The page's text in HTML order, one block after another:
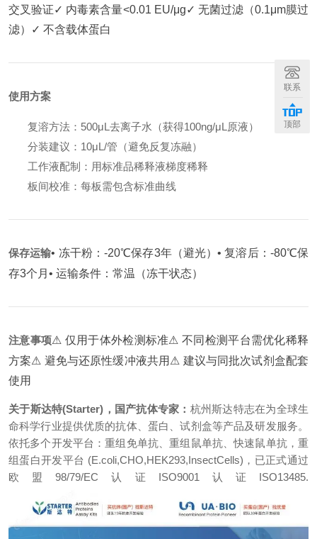
交叉验证✓ 内毒素含量<0.01 EU/μg✓ 无菌过滤（0.1μm膜过
滤）
✓ 不含载体蛋白
使用方案
复溶方法：500μL去离子水（获得100ng/μL原液）
分装建议：10μL/管（避免反复冻融）
工作液配制：用标准品稀释液梯度稀释
板间校准：每板需包含标准曲线
保存运输• 冻干粉：-20℃保存3年（避光）• 复溶后：-80℃保
存3个月 • 运输条件：常温（冻干状态）
注意事项⚠ 仅用于体外检测标准⚠ 不同检测平台需优化稀释
方案⚠ 避免与还原性缓冲液共用 ⚠ 建议与同批次试剂盒配套
使用
关于斯达特(Starter)，国产抗体专家： 杭州斯达特志在为全球生
命科学行业提供优质的抗体、蛋白、试剂盒等产品及研发服务。
依托多个开发平台：重组免单抗、重组鼠单抗、快速鼠单抗，重
组蛋白开发平台 (E.coli,CHO,HEK293,InsectCells)，已正式通过
欧盟98/79/EC认证ISO9001认证ISO13485.
联系
顶部